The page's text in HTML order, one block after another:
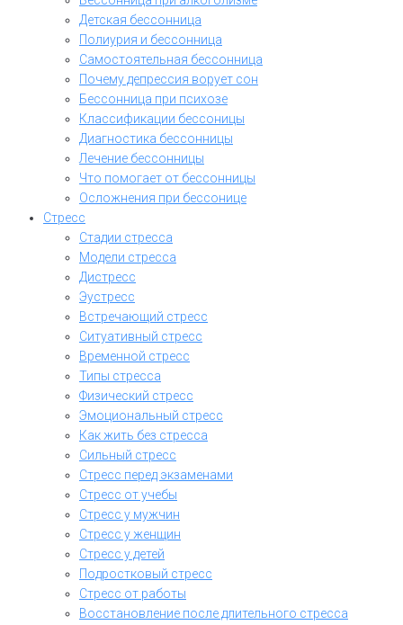
Детская бессонница
Полиурия и бессонница
Самостоятельная бессонница
Почему депрессия ворует сон
Бессонница при психозе
Классификации бессоницы
Диагностика бессонницы
Лечение бессонницы
Что помогает от бессонницы
Осложнения при бессонице
Стресс
Стадии стресса
Модели стресса
Дистресс
Эустресс
Встречающий стресс
Ситуативный стресс
Временной стресс
Типы стресса
Физический стресс
Эмоциональный стресс
Как жить без стресса
Сильный стресс
Стресс перед экзаменами
Стресс от учебы
Стресс у мужчин
Стресс у женщин
Стресс у детей
Подростковый стресс
Стресс от работы
Восстановление после длительного стресса